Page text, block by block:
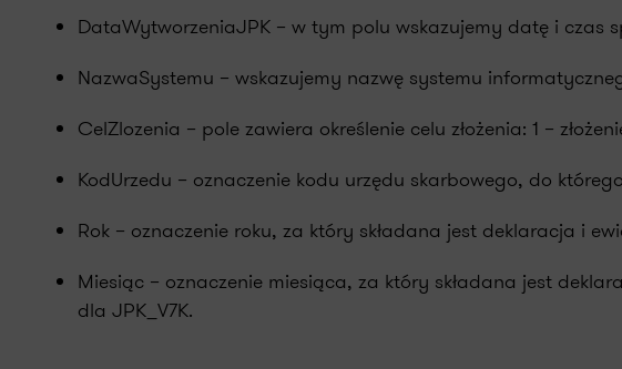
DataWytworzeniaJPK – w tym polu wskazujemy datę i czas
NazwaSystemu – wskazujemy nazwę systemu
CelZlozenia – pole zawiera określenie celu złożenia: 1 –
KodUrzedu – oznaczenie kodu urzędu skarbowego, do
Rok – oznaczenie roku, za który składana jest deklaracja i
Miesiąc – oznaczenie miesiąca, za który składana jest
dla JPK_V7K.